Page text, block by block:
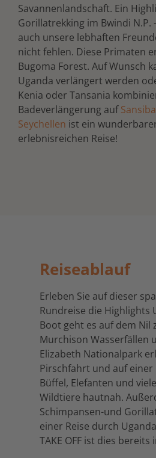
Savannenlandschaft. Ein
Gorillatrekking im Bwindi
auch unsere lebhaften
nicht fehlen. Diese Primaten
Bugoma Forest. Auf Wunsch
Uganda verlängert werden
Kenia oder Tansania
Badeverlängerung auf
Seychellen ist ein
erlebnisreichen Reise!
Reiseablauf
Erleben Sie auf dieser
Rundreise die Highlights
Boot geht es auf dem Nil
Murchison Wasserfällen
Elizabeth Nationalpark
Pirschfahrt und auf
Büffel, Elefanten und
Wildtiere hautnah.
Schimpansen-und
einer Reise durch
TAKE OFF ist dies bereits